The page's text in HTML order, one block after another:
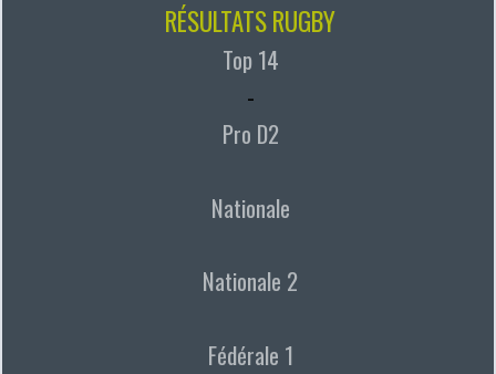
RÉSULTATS RUGBY
Top 14
-
Pro D2
Nationale
Nationale 2
Fédérale 1